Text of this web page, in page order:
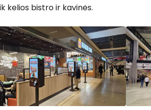
kelios bistro ir kavinės.